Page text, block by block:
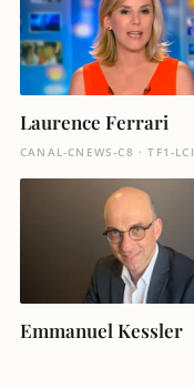
Laurence Ferrari
CANAL-CNEWS-C8 · TF1-LCI
Emmanuel Kessler